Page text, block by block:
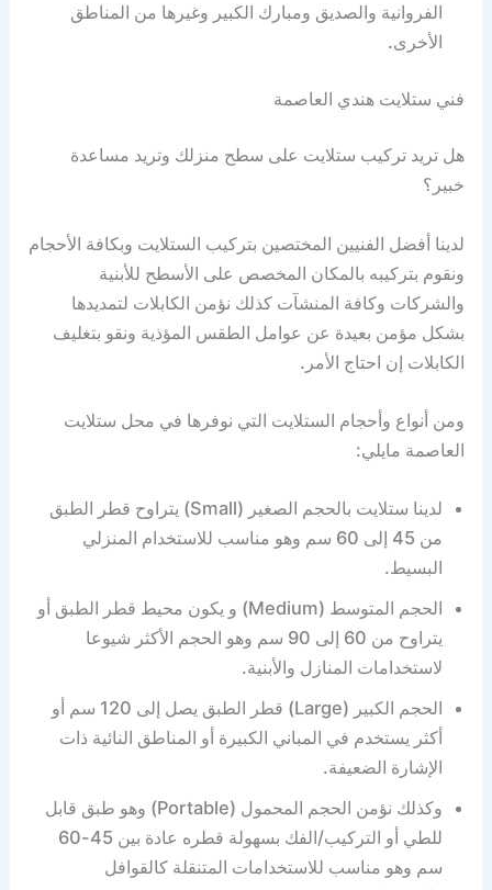
الفروانية والصديق ومبارك الكبير وغيرها من المناطق
الأخرى.
فني ستلايت هندي العاصمة
هل تريد تركيب ستلايت على سطح منزلك وتريد مساعدة
خبير؟
لدينا أفضل الفنيين المختصين بتركيب الستلايت وبكافة الأحجام
ونقوم بتركيبه بالمكان المخصص على الأسطح للأبنية
والشركات وكافة المنشآت كذلك نؤمن الكابلات لتمديدها
بشكل مؤمن بعيدة عن عوامل الطقس المؤذية ونقو بتغليف
الكابلات إن احتاج الأمر.
ومن أنواع وأحجام الستلايت التي نوفرها في محل ستلايت
العاصمة مايلي:
لدينا ستلايت بالحجم الصغير (Small) يتراوح قطر الطبق
من 45 إلى 60 سم وهو مناسب للاستخدام المنزلي
البسيط.
الحجم المتوسط (Medium) و يكون محيط قطر الطبق أو
يتراوح من 60 إلى 90 سم وهو الحجم الأكثر شيوعا
لاستخدامات المنازل والأبنية.
الحجم الكبير (Large) قطر الطبق يصل إلى 120 سم أو
أكثر يستخدم في المباني الكبيرة أو المناطق النائية ذات
الإشارة الضعيفة.
وكذلك نؤمن الحجم المحمول (Portable) وهو طبق قابل
للطي أو التركيب/الفك بسهولة قطره عادة بين 45-60
سم وهو مناسب للاستخدامات المتنقلة كالقوافل